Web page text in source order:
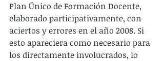
Plan Único de Formación Docente,
elaborado participativamente, con
aciertos y errores en el año 2008. Si
esto apareciera como necesario para
los directamente involucrados, lo